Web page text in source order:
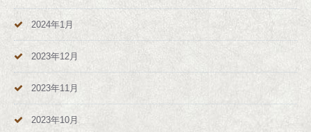
2024年1月
2023年12月
2023年11月
2023年10月